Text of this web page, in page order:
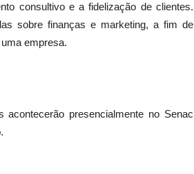
consultivo e a fidelização de clientes.
sobre finanças e marketing, a fim de
empresa.
presencialmente no Senac